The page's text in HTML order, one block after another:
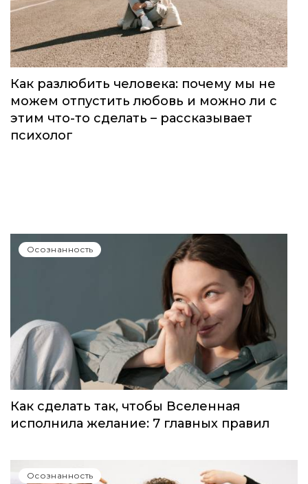
Как разлюбить человека: почему мы не
можем отпустить любовь и можно ли с
этим что-то сделать – рассказывает
психолог
Осознанность
Как сделать так, чтобы Вселенная
исполнила желание: 7 главных правил
Осознанность